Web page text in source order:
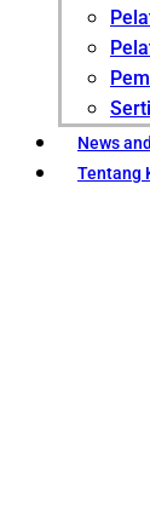
News
Tentang